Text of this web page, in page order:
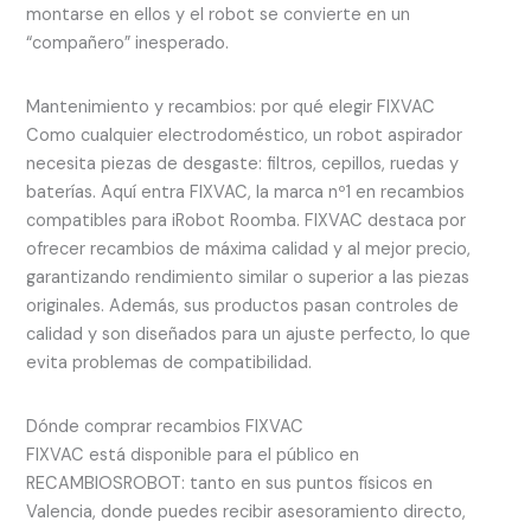
montarse en ellos y el robot se convierte en un
“compañero” inesperado.
Mantenimiento y recambios: por qué elegir FIXVAC
Como cualquier electrodoméstico, un robot aspirador
necesita piezas de desgaste: filtros, cepillos, ruedas y
baterías. Aquí entra FIXVAC, la marca nº1 en recambios
compatibles para iRobot Roomba. FIXVAC destaca por
ofrecer recambios de máxima calidad y al mejor precio,
garantizando rendimiento similar o superior a las piezas
originales. Además, sus productos pasan controles de
calidad y son diseñados para un ajuste perfecto, lo que
evita problemas de compatibilidad.
Dónde comprar recambios FIXVAC
FIXVAC está disponible para el público en
RECAMBIOSROBOT: tanto en sus puntos físicos en
Valencia, donde puedes recibir asesoramiento directo,